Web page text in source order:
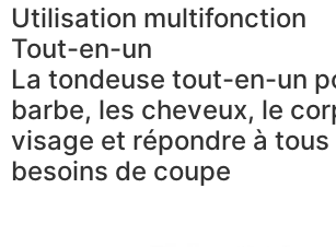
Utilisation multifonction
Tout-en-un
La tondeuse tout-en-un
barbe, les cheveux, le
visage et répondre à tous
besoins de coupe